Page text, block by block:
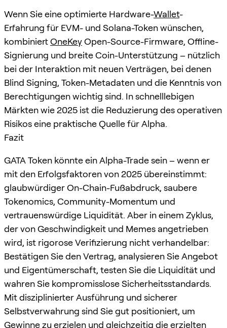
Wenn Sie eine optimierte Hardware-Wallet-
Erfahrung für EVM- und Solana-Token wünschen,
kombiniertOneKeyOpen-Source-Firmware, Offline-
Signierung und breite Coin-Unterstützung – nützlich
bei der Interaktion mit neuen Verträgen, bei denen
Blind Signing, Token-Metadaten und die Kenntnis von
Berechtigungen wichtig sind. In schnelllebigen
Märkten wie 2025 ist die Reduzierung des operativen
Risikos eine praktische Quelle für Alpha.
Fazit
GATA Token könnte ein Alpha-Trade sein – wenn er
mit den Erfolgsfaktoren von 2025 übereinstimmt:
glaubwürdiger On-Chain-Fußabdruck, saubere
Tokenomics, Community-Momentum und
vertrauenswürdige Liquidität. Aber in einem Zyklus,
der von Geschwindigkeit und Memes angetrieben
wird, ist rigorose Verifizierung nicht verhandelbar:
Bestätigen Sie den Vertrag, analysieren Sie Angebot
und Eigentümerschaft, testen Sie die Liquidität und
wahren Sie kompromisslose Sicherheitsstandards.
Mit disziplinierter Ausführung und sicherer
Selbstverwahrung sind Sie gut positioniert, um
Gewinne zu erzielen und gleichzeitig die erzielten